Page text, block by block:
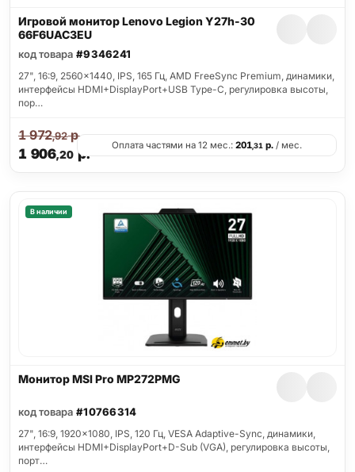
Игровой монитор Lenovo Legion Y27h-30
66F6UAC3EU
код товара #9346241
27", 16:9, 2560x1440, IPS, 165 Гц, AMD FreeSync Premium, динамики,
интерфейсы HDMI+DisplayPort+USB Type-C, регулировка высоты,
пор…
1 906,20 р.
1 972,92р.
Оплата частями на 12 мес.: 201,31р./ мес.
В наличии
Монитор MSI Pro MP272PMG
код товара #10766314
27", 16:9, 1920x1080, IPS, 120 Гц, VESA Adaptive-Sync, динамики,
интерфейсы HDMI+DisplayPort+D-Sub (VGA), регулировка высоты,
порт…